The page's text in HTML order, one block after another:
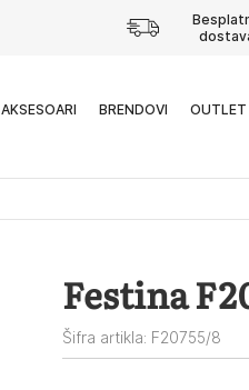
AKSESOARI BRENDOVI OUTLET
Festina
Šifra artikla: F20755/8